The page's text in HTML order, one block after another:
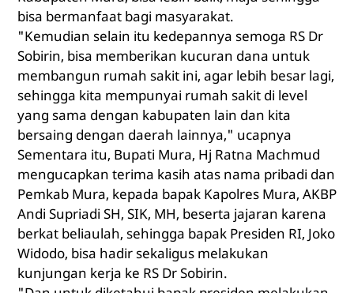
bisa bermanfaat bagi masyarakat.
"Kemudian selain itu kedepannya semoga RS Dr
Sobirin, bisa memberikan kucuran dana untuk
membangun rumah sakit ini, agar lebih besar lagi,
sehingga kita mempunyai rumah sakit di level
yang sama dengan kabupaten lain dan kita
bersaing dengan daerah lainnya," ucapnya
Sementara itu, Bupati Mura, Hj Ratna Machmud
mengucapkan terima kasih atas nama pribadi dan
Pemkab Mura, kepada bapak Kapolres Mura, AKBP
Andi Supriadi SH, SIK, MH, beserta jajaran karena
berkat beliaulah, sehingga bapak Presiden RI, Joko
Widodo, bisa hadir sekaligus melakukan
kunjungan kerja ke RS Dr Sobirin.